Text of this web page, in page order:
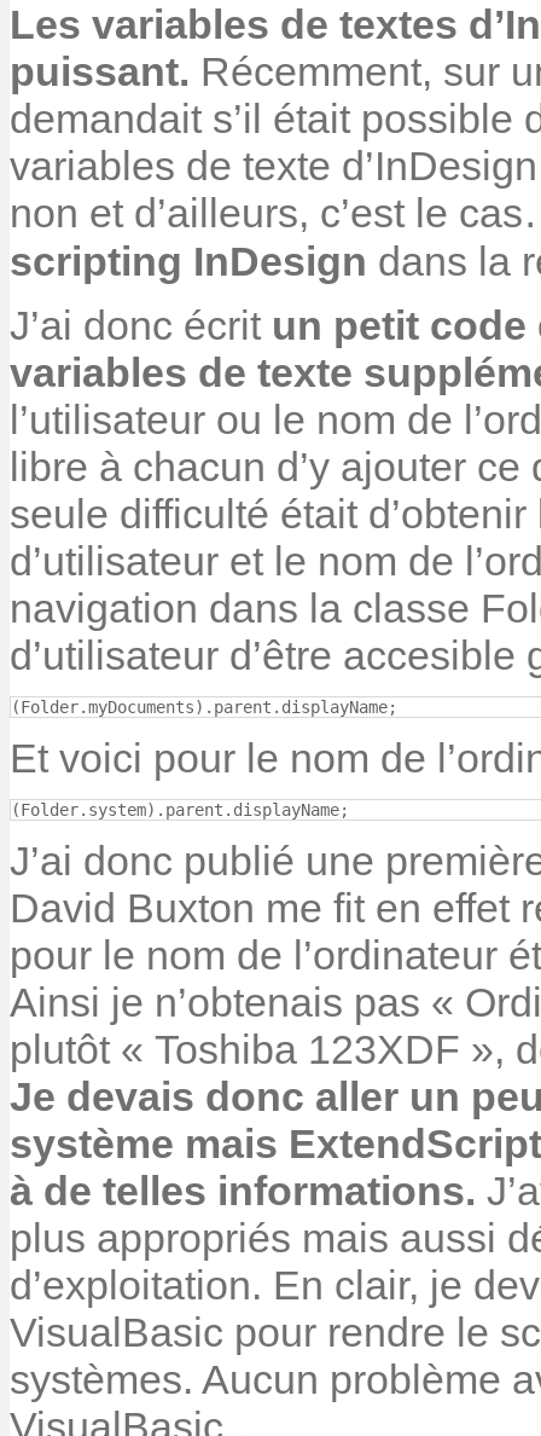
Les variables de textes
puissant. Récemment, sur
demandait s’il était possible
variables de texte
non et d’ailleurs, c’est le
scripting InDesign dans la
J’ai donc écrit un petit code
variables de texte
l’utilisateur ou le nom de
libre à chacun d’y ajouter
seule difficulté était
d’utilisateur et le nom de
navigation dans la classe
d’utilisateur d’être accesible
Et voici pour le nom de
(Folder.system).parent.displayName;
J’ai donc publié une
David Buxton me fit en effet
pour le nom de l’ordinateur
Ainsi je n’obtenais pas «
plutôt « Toshiba 123XDF »,
Je devais donc aller un
système mais
à de telles informations.
plus appropriés mais aussi
d’exploitation. En clair, je
VisualBasic pour rendre le
systèmes. Aucun problème
VisualBasic…